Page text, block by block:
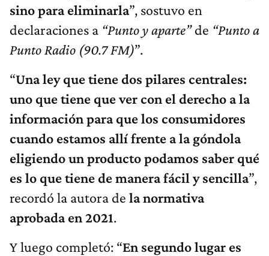
sino para eliminarla”, sostuvo en
declaraciones a “Punto y aparte”de “Punto a
Punto Radio (90.7 FM)”.
“Una ley que tiene dos pilares centrales:
uno que tiene que ver con el derecho a la
información para que los consumidores
cuando estamos allí frente a la góndola
eligiendo un producto podamos saber qué
es lo que tiene de manera fácil y sencilla”,
recordó la autora de la normativa
aprobada en 2021.
Y luego completó: “En segundo lugar es